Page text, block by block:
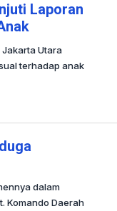
Laporan
Jakarta Utara
terhadap anak
dalam
Komando Daerah